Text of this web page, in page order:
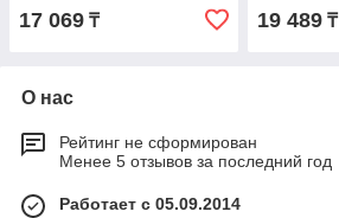
17 069 ₸ 19 489₸
О нас
Рейтинг не сформирован
Менее 5 отзывов за последний год
Работает с 05.09.2014